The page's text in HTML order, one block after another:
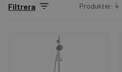
Filtrera Produkter: 4